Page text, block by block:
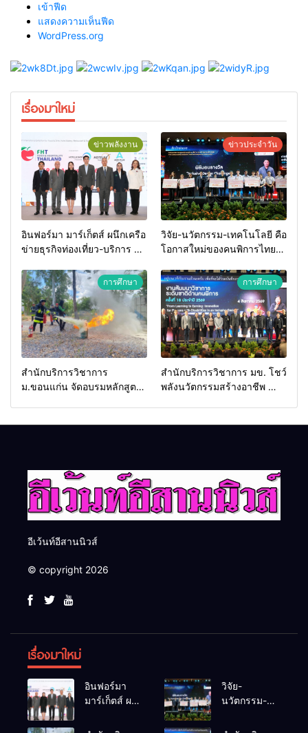
เข้าฟีด
แสดงความเห็นฟีด
WordPress.org
เรื่องมาใหม่
ข่าวพลังงาน
อินฟอร์มา มาร์เก็ตส์ ผนึกเครือ
ข่ายธุรกิจท่องเที่ยว-บริการ จัด
2026 เชื่อม 4 งานใหญ่ สร้าง
โอกาสธุรกิจครบวงจร ด้วย
ครับ
ข่าวประจำวัน
วิจัย-นวัตกรรม-เทคโนโลยี คือ
โอกาสใหม่ของคนพิการไทย
ประเทศ
การศึกษา
สำนักบริการวิชาการ
ม.ขอนแก่น จัดอบรมหลักสูตร
การศึกษา
สำนักบริการวิชาการ มข. โชว์
พลังนวัตกรรมสร้างอาชีพ นำ
อีเว้นท์อีสานนิวส์
© copyright 2026
เรื่องมาใหม่
อินฟอร์มา
มาร์เก็ตส์ ผนึก
ธุรกิจท่อง
วิจัย-
นวัตกรรม-
คือโอกาสใหม่